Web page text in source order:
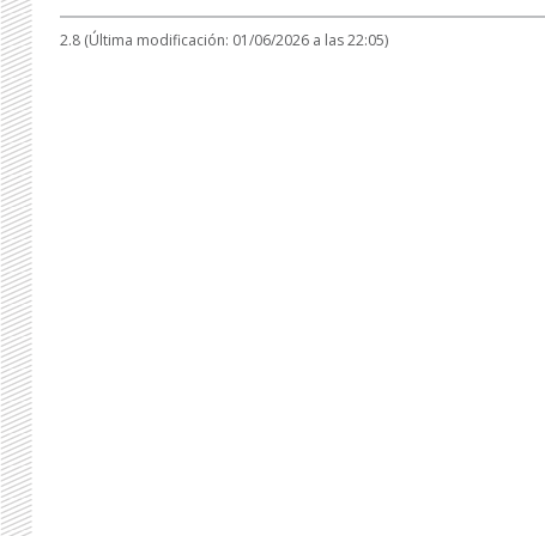
2.8 (Última modificación: 01/06/2026 a las 22:05)